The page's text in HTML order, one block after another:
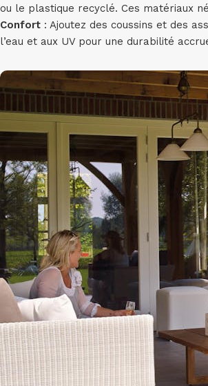
ou le plastique recyclé. Ces matériaux
Confort : Ajoutez des coussins et des
l’eau et aux UV pour une durabilité